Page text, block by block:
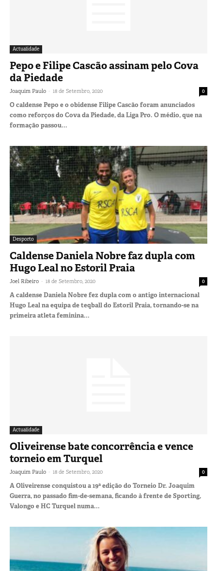
Actualidade
Pepo e Filipe Cascão assinam pelo Cova
da Piedade
Joaquim Paulo - 18 de Setembro, 2020 0
O caldense Pepo e o obidense Filipe Cascão foram anunciados
como reforços do Cova da Piedade, da Liga Pro. O médio, que na
formação passou...
Desporto
Caldense Daniela Nobre faz dupla com
Hugo Leal no Estoril Praia
Joel Ribeiro - 18 de Setembro, 2020 0
A caldense Daniela Nobre fez dupla com o antigo internacional
Hugo Leal na equipa de teqball do Estoril Praia, tornando-se na
primeira atleta feminina...
Actualidade
Oliveirense bate concorrência e vence
torneio em Turquel
Joaquim Paulo - 18 de Setembro, 2020 0
A Oliveirense conquistou a 19ª edição do Torneio Dr. Joaquim
Guerra, no passado fim-de-semana, ficando à frente de Sporting,
Valongo e HC Turquel numa...